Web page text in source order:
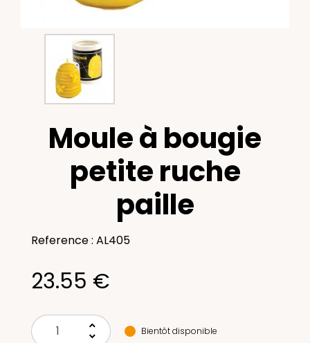
Moule à bougie
petite ruche
paille
Reference : AL405
23.55 €
keyboard_arrow_up
keyboard_arrow_down
Bientôt disponible